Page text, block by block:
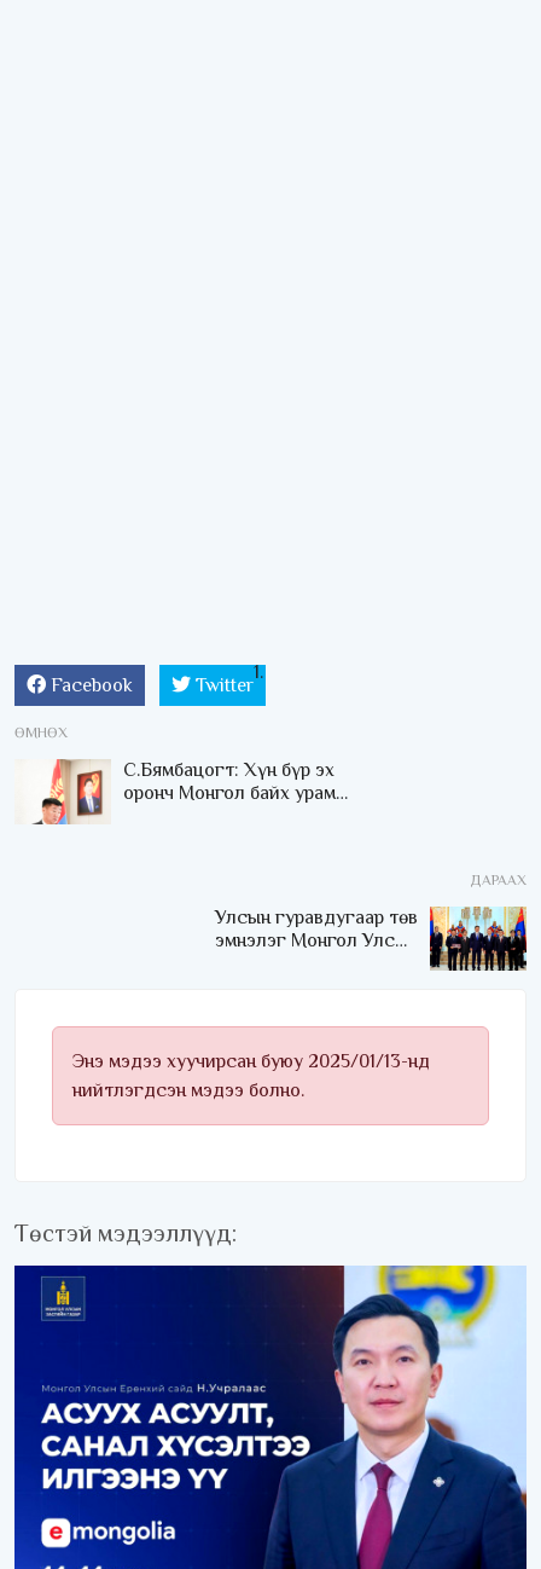
Facebook Twitter
ӨМНӨХ
С.Бямбацогт: Хүн бүр эх
оронч Монгол байх урам,
ДАРААХ
Улсын гуравдугаар төв
эмнэлэг Монгол Улсын
Энэ мэдээ хуучирсан буюу 2025/01/13-нд
нийтлэгдсэн мэдээ болно.
Төстэй мэдээллүүд: